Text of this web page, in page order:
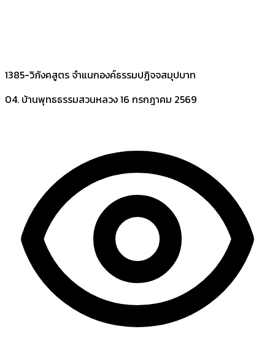
1385-วิภังคสูตร จำแนกองค์ธรรมปฏิจจสมุปบาท
04. บ้านพุทธธรรมสวนหลวง16 กรกฎาคม 2569